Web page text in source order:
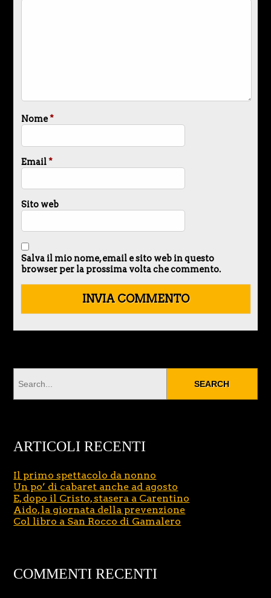
Nome*
Email*
Sito web
Salva il mio nome, email e sito web in questo
browser per la prossima volta che commento.
ARTICOLI RECENTI
Il primo spettacolo da nonno
Un po’ di cabaret anche ad agosto
E, dopo il Cristo, stasera a Carentino
Aido, la giornata della prevenzione
Col libro a San Rocco di Gamalero
COMMENTI RECENTI